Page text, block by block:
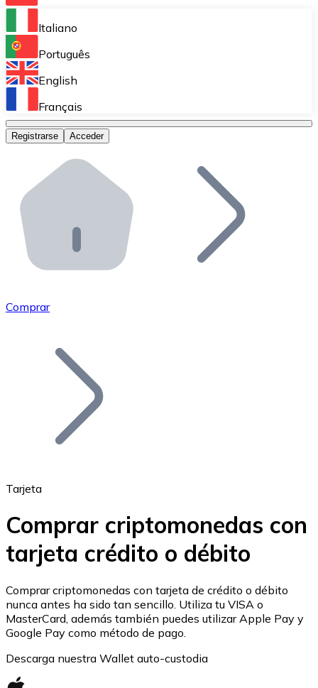
Bitnovo Ramp
Integra nuestra solución en tu plataforma.
Bitnovo Giftcards
Bitnovo OTC
Bitnovo ATM
Integra un ATM Bitnovo en tu negocio y permite que
Bitnovo API
Integra nuestra API en tu ecosistema.
Únete a nuestra red de distribuidores.
Añade tu proyecto a nuestro ecosistema.
Bitcoin
BTC
Italiano
Português
English
Français
Registrarse Acceder
Comprar
Tarjeta
Comprar criptomonedas con
tarjeta crédito o débito
Comprar criptomonedas con tarjeta de crédito o débito
nunca antes ha sido tan sencillo. Utiliza tu VISA o
MasterCard, además también puedes utilizar Apple Pay y
Google Pay como método de pago.
Descarga nuestra Wallet auto-custodia